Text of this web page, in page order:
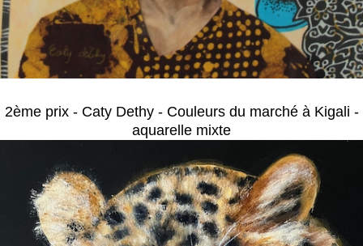
2ème prix - Caty Dethy - Couleurs du marché à Kigali -
aquarelle mixte